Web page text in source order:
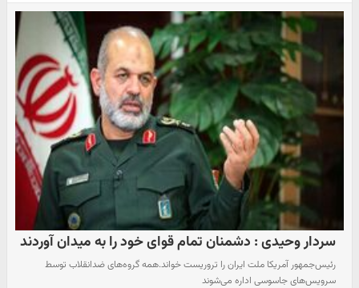
سردار وحیدی : دشمنان تمام قوای خود را به میدان آوردند
رئیس‌جمهور آمریکا ملت ایران را تروریست خواند.همه گروه‌های ضدانقلاب توسط
سرویس‌های جاسوسی اداره می‌شوند